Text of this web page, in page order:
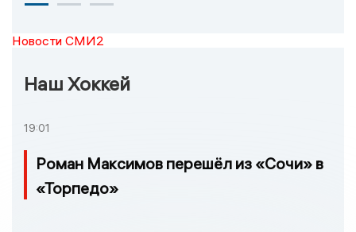
Новости СМИ2
Наш Хоккей
19:01
Роман Максимов перешёл из «Сочи» в
«Торпедо»